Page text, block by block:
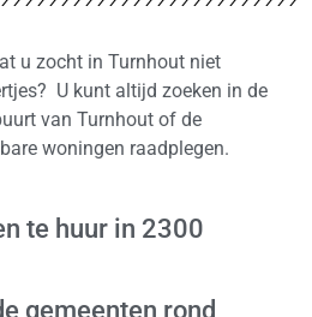
u zocht in Turnhout niet
U kunt altijd zoeken in de
van Turnhout of de
woningen raadplegen.
te huur in 2300
gemeenten rond